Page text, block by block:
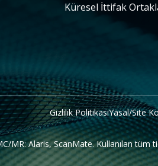
Küresel İttifak
Gizlilik PolitikasıYasal/Site
MR: Alaris, ScanMate. Kullanılan tüm